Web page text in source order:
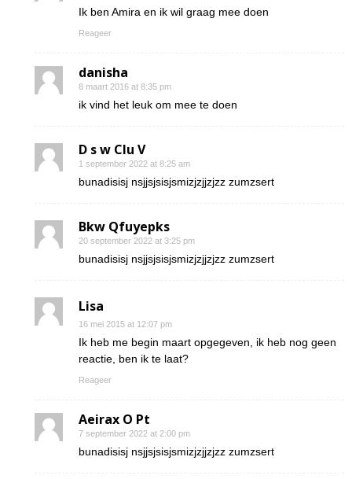
Ik ben Amira en ik wil graag mee doen
Reageer
danisha
8 maart 2016 at 8:35 pm
ik vind het leuk om mee te doen
D s w Clu V
1 september 2022 at 8:25 am
bunadisisj nsjjsjsisjsmizjzjjzjzz zumzsert
Bkw Qfuyepks
20 september 2022 at 3:25 pm
bunadisisj nsjjsjsisjsmizjzjjzjzz zumzsert
Lisa
16 mei 2015 at 12:07 pm
Ik heb me begin maart opgegeven, ik heb nog geen
reactie, ben ik te laat?
Reageer
Aeirax O Pt
7 september 2022 at 2:00 pm
bunadisisj nsjjsjsisjsmizjzjjzjzz zumzsert